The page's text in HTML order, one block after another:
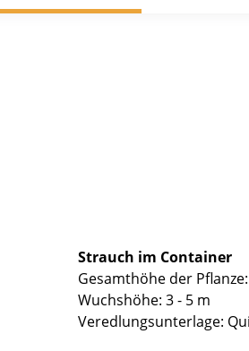
Strauch im Container
Gesamthöhe der
Wuchshöhe: 3 - 5 m
Veredlungsunterlage: